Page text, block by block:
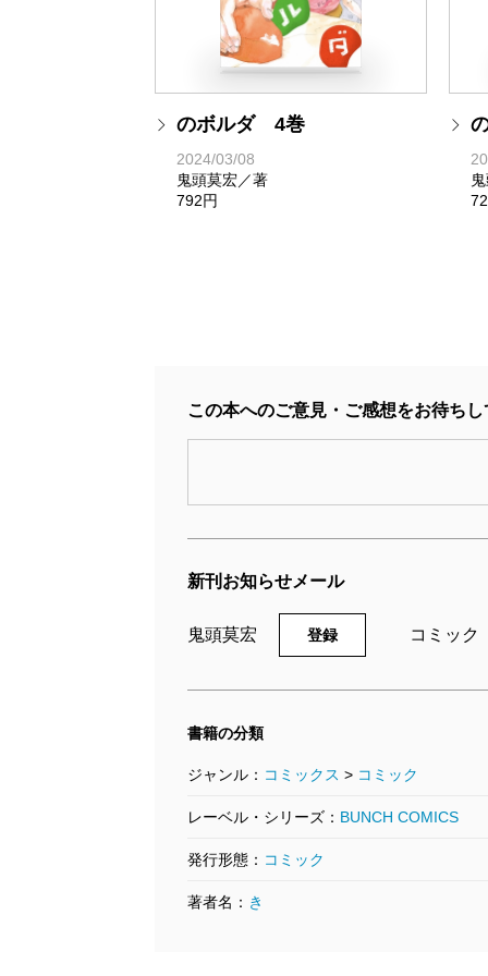
のボルダ 4巻
2024/03/08
鬼頭莫宏／著
792円
この本へのご意見・ご感想をお待ち
新刊お知らせメール
鬼頭莫宏 登録 コミック
書籍の分類
ジャンル： コミックス > コミック
レーベル・シリーズ： BUNCH COMICS
発行形態： コミック
著者名： き